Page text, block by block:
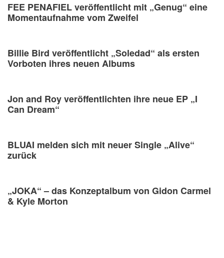
FEE PENAFIEL veröffentlicht mit „Genug“ eine
Momentaufnahme vom Zweifel
Billie Bird veröffentlicht „Soledad“ als ersten
Vorboten ihres neuen Albums
Jon and Roy veröffentlichten ihre neue EP „I
Can Dream“
BLUAI melden sich mit neuer Single „Alive“
zurück
„JOKA“ – das Konzeptalbum von Gidon Carmel
& Kyle Morton